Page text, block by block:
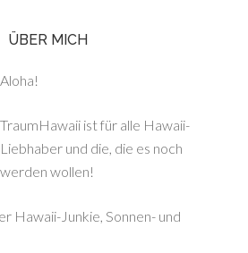
ÜBER MICH
Aloha!
TraumHawaii ist für alle Hawaii-
Liebhaber und die, die es noch
werden wollen!
Hawaii-Junkie, Sonnen- und